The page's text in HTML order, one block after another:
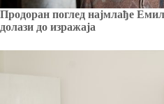
Продоран поглед најмлађе
долази до изражаја